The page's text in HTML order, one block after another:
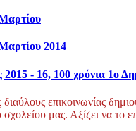
2014
2015 - 16, 100 χρόνια 1ο
επικοινωνίας
μας. Αξίζει να το